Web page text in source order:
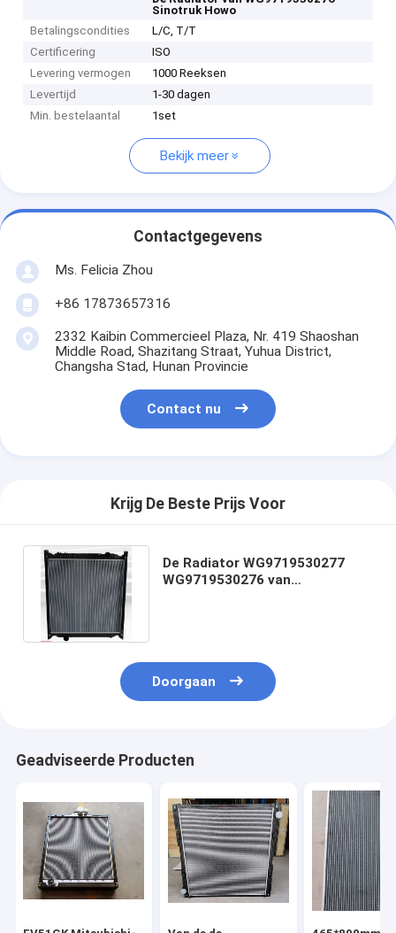
Sinotruk Howo
Betalingscondities
L/C, T/T
Certificering
ISO
Levering vermogen
1000 Reeksen
Levertijd
1-30 dagen
Min. bestelaantal
1set
Bekijk meer
Contactgegevens
Ms. Felicia Zhou
+86 17873657316
2332 Kaibin Commercieel Plaza, Nr. 419 Shaoshan
Middle Road, Shazitang Straat, Yuhua District,
Changsha Stad, Hunan Provincie
Contact nu
Krijg De Beste Prijs Voor
De Radiator WG9719530277
WG9719530276 van
Doorgaan
Geadviseerde Producten